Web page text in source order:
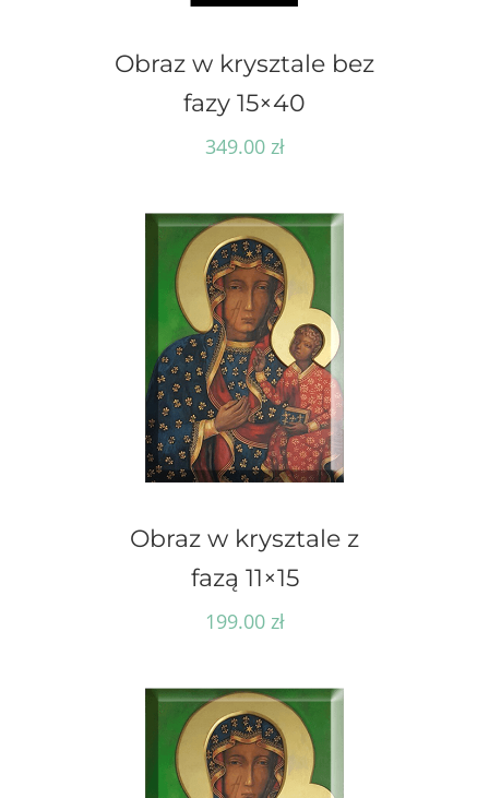
Obraz w krysztale bez
fazy 15×40
349.00 zł
Obraz w krysztale z
fazą 11×15
199.00 zł